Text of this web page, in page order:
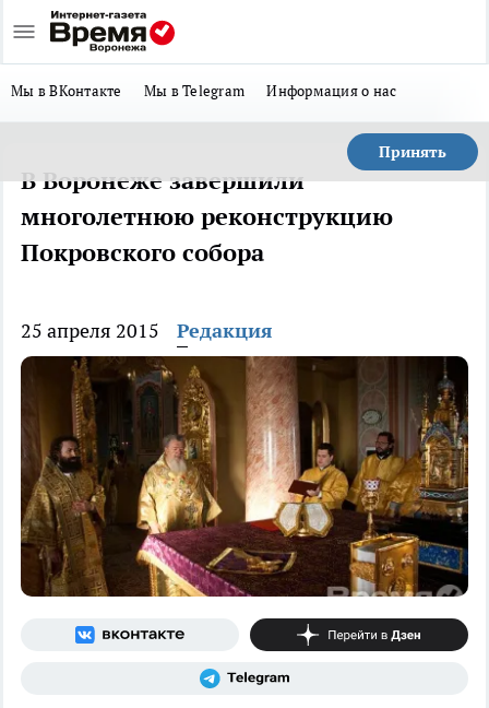
Мы в ВКонтакте Мы в Telegram Информация о нас
Принять
В Воронеже завершили
многолетнюю реконструкцию
Покровского собора
25 апреля 2015 Редакция